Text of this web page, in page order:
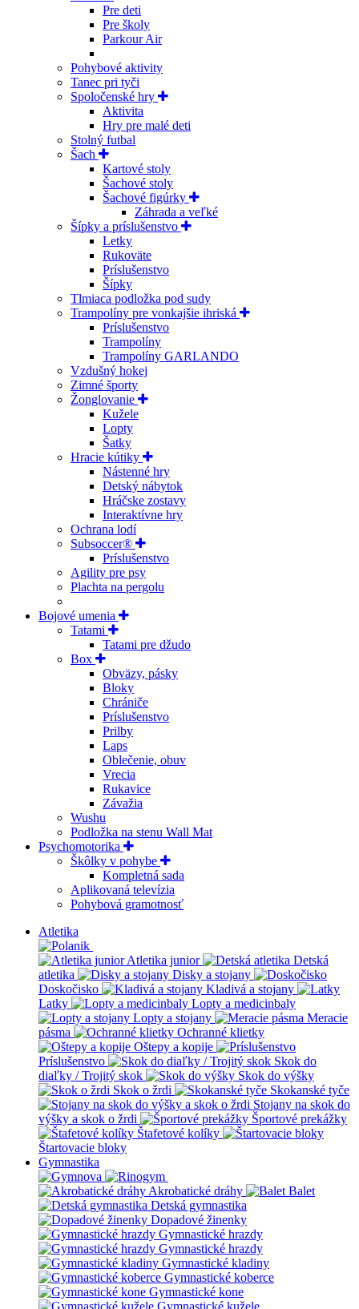
Pre deti
Pre školy
Parkour Air
Pohybové aktivity
Tanec pri tyči
Spoločenské hry
Aktivita
Hry pre malé deti
Stolný futbal
Šach
Kartové stoly
Šachové stoly
Šachové figúrky
Záhrada a veľké
Šípky a príslušenstvo
Letky
Rukoväte
Príslušenstvo
Šípky
Tlmiaca podložka pod sudy
Trampolíny pre vonkajšie ihriská
Príslušenstvo
Trampolíny
Trampolíny GARLANDO
Vzdušný hokej
Zimné športy
Žonglovanie
Kužele
Lopty
Šatky
Hracie kútiky
Nástenné hry
Detský nábytok
Hráčske zostavy
Interaktívne hry
Ochrana lodí
Subsoccer®
Príslušenstvo
Agility pre psy
Plachta na pergolu
Bojové umenia
Tatami
Tatami pre džudo
Box
Obväzy, pásky
Bloky
Chrániče
Príslušenstvo
Prilby
Laps
Oblečenie, obuv
Vrecia
Rukavice
Závažia
Wushu
Podložka na stenu Wall Mat
Psychomotorika
Škôlky v pohybe
Kompletná sada
Aplikovaná televízia
Pohybová gramotnosť
Atletika
Atletika junior
Detská
atletika
Disky a stojany
Doskočisko
Kladivá a stojany
Latky
Lopty a medicinbaly
Lopty a stojany
Meracie
pásma
Ochranné klietky
Oštepy a kopije
Príslušenstvo
Skok do
diaľky / Trojitý skok
Skok do výšky
Skok o žrdi
Skokanské tyče
Stojany na skok do
výšky a skok o žrdi
Športové prekážky
Štafetové kolíky
Štartovacie bloky
Gymnastika
Akrobatické dráhy
Balet
Detská gymnastika
Dopadové žinenky
Gymnastické hrazdy
Gymnastické hrazdy
Gymnastické kladiny
Gymnastické koberce
Gymnastické kone